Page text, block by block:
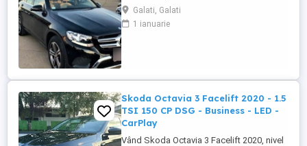
autorizat. Car Vertical Motorizare: 250d
4MATIC (2.2L, 4 cilindri diesel), Euro 6
Transmisie: 9G-TRONIC Pachet AMG Line
Galati, Galati
1 ianuarie
Skoda Octavia 3 Facelift 2020 - 1.5
TSI 150 CP DSG - Business - LED -
CarPlay
Vând Skoda Octavia 3 Facelift 2020, nivel